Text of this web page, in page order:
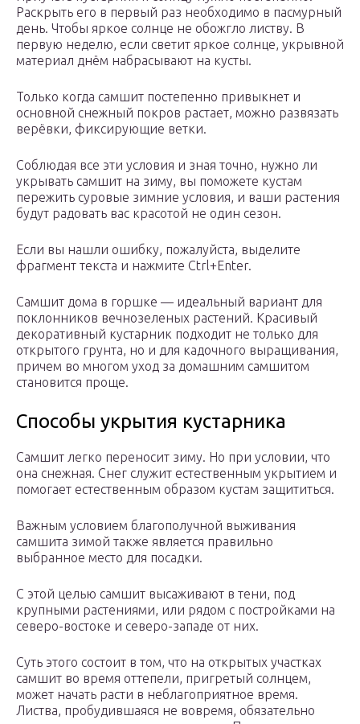
Раскрыть его в первый раз необходимо в пасмурный
день. Чтобы яркое солнце не обожгло листву. В
первую неделю, если светит яркое солнце, укрывной
материал днём набрасывают на кусты.
Только когда самшит постепенно привыкнет и
основной снежный покров растает, можно развязать
верёвки, фиксирующие ветки.
Соблюдая все эти условия и зная точно, нужно ли
укрывать самшит на зиму, вы поможете кустам
пережить суровые зимние условия, и ваши растения
будут радовать вас красотой не один сезон.
Если вы нашли ошибку, пожалуйста, выделите
фрагмент текста и нажмите Ctrl+Enter.
Самшит дома в горшке — идеальный вариант для
поклонников вечнозеленых растений. Красивый
декоративный кустарник подходит не только для
открытого грунта, но и для кадочного выращивания,
причем во многом уход за домашним самшитом
становится проще.
Способы укрытия кустарника
Самшит легко переносит зиму. Но при условии, что
она снежная. Снег служит естественным укрытием и
помогает естественным образом кустам защититься.
Важным условием благополучной выживания
самшита зимой также является правильно
выбранное место для посадки.
С этой целью самшит высаживают в тени, под
крупными растениями, или рядом с постройками на
северо-востоке и северо-западе от них.
Суть этого состоит в том, что на открытых участках
самшит во время оттепели, пригретый солнцем,
может начать расти в неблагоприятное время.
Листва, пробудившаяся не вовремя, обязательно